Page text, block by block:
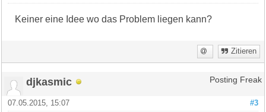
Keiner eine Idee wo das Problem liegen kann?
Zitieren
djkasmic Posting Freak
#3
07.05.2015, 15:07